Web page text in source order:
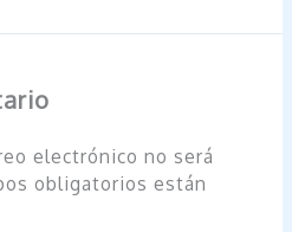
electrónico no será
obligatorios están